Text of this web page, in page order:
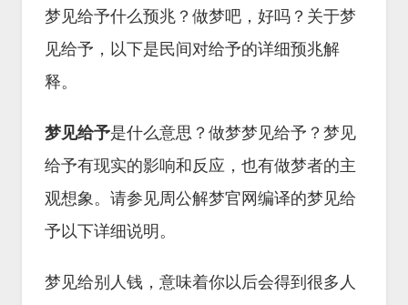
梦见给予什么预兆？做梦吧，好吗？关于梦
见给予，以下是民间对给予的详细预兆解
释。
梦见给予是什么意思？做梦梦见给予？梦见
给予有现实的影响和反应，也有做梦者的主
观想象。请参见周公解梦官网编译的梦见给
予以下详细说明。
梦见给别人钱，意味着你以后会得到很多人